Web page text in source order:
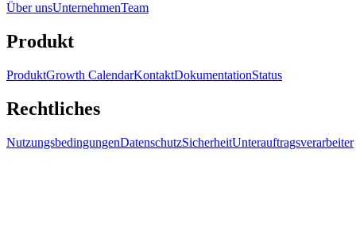
Über unsUnternehmenTeam
Produkt
ProduktGrowth CalendarKontaktDokumentationStatus
Rechtliches
NutzungsbedingungenDatenschutzSicherheitUnterauftragsverarbeiter